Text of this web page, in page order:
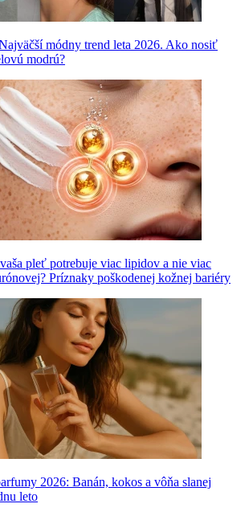
módny trend leta 2026. Ako nosiť
modrú?
pleť potrebuje viac lipidov a nie viac
Príznaky poškodenej kožnej bariéry
2026: Banán, kokos a vôňa slanej
leto